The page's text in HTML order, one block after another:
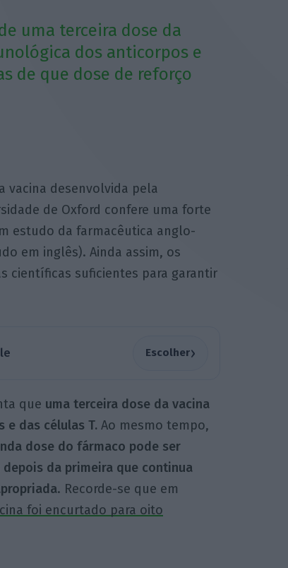
uma terceira dose da
dos anticorpos e
de que dose de reforço
vacina desenvolvida pela
de Oxford confere uma forte
estudo da farmacêutica anglo-
em inglês). Ainda assim, os
científicas suficientes para garantir
Escolher›
que uma terceira dose da vacina
e das células T. Ao mesmo tempo,
dose do fármaco pode ser
da primeira que continua
. Recorde-se que em
foi encurtado para oito